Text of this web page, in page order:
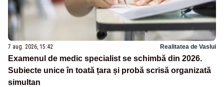
7 aug. 2026, 15:42 Realitatea de Vaslui
Examenul de medic specialist se schimbă din 2026.
Subiecte unice în toată țara și probă scrisă organizată
simultan